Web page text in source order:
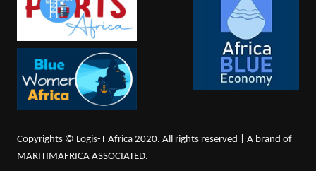
Copyrights © Logis-T Africa 2020. All rights reserved | A brand of
MARITIMAFRICA ASSOCIATED.